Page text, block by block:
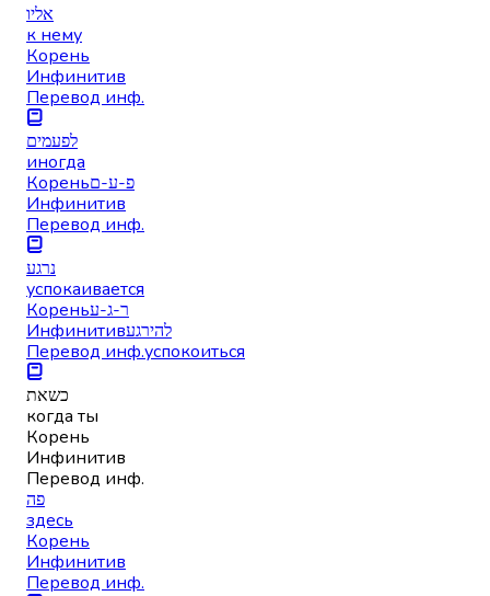
אליו
к нему
Корень
Инфинитив
Перевод инф.
לפעמים
иногда
Кореньפ-ע-ם
Инфинитив
Перевод инф.
נרגע
успокаивается
Кореньר-ג-ע
Инфинитивלהירגע
Перевод инф.успокоиться
כשאת
когда ты
Корень
Инфинитив
Перевод инф.
פה
здесь
Корень
Инфинитив
Перевод инф.